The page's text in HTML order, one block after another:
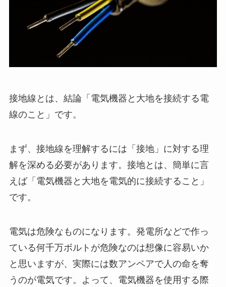
接地線とは、結論「電気機器と大地を接続する電
線のこと」です。
まず、接地線を理解するには「接地」に対する理
解を深める必要があります。 接地とは、簡単に言
えば「電気機器と大地を電気的に接続すること」
です。
電気は危険なものになります。発電所などで作っ
ている何千万ボルトが危険なのは想像に容易いか
と思いますが、実際には数アンペアで人の命を奪
うのが電気です。よって、電気機器を使用する際